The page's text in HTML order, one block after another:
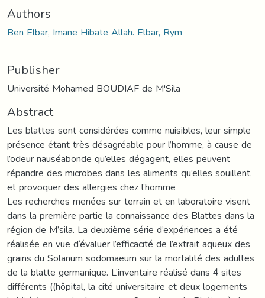
Authors
Ben Elbar, Imane Hibate Allah. Elbar, Rym
Publisher
Université Mohamed BOUDIAF de M'Sila
Abstract
Les blattes sont considérées comme nuisibles, leur simple
présence étant très désagréable pour l’homme, à cause de
l’odeur nauséabonde qu’elles dégagent, elles peuvent
répandre des microbes dans les aliments qu’elles souillent,
et provoquer des allergies chez l’homme
Les recherches menées sur terrain et en laboratoire visent
dans la première partie la connaissance des Blattes dans la
région de M’sila. La deuxième série d’expériences a été
réalisée en vue d‘évaluer l’efficacité de l’extrait aqueux des
grains du Solanum sodomaeum sur la mortalité des adultes
de la blatte germanique. L’inventaire réalisé dans 4 sites
différents ((hôpital, la cité universitaire et deux logements